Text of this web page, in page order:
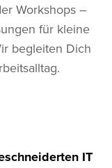
Workshops –
für kleine
begleiten Dich
IT